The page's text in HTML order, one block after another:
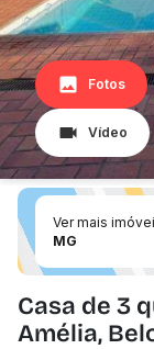
Fotos
Vídeo
Ver mais
MG
Casa de 3
Amélia,